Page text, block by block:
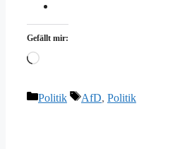
Gefällt mir:
Wird
Kategorien
Politik Schlagwörter
AfD, Politik